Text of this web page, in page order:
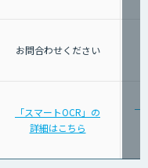
お問合わせください
「スマートOCR」の
詳細はこちら